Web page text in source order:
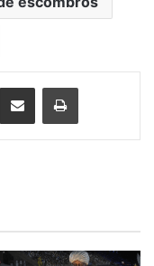
Enviar vía email Imprimir